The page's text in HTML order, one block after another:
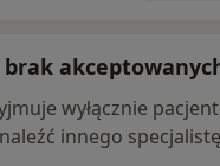
brak
wyłącznie
innego